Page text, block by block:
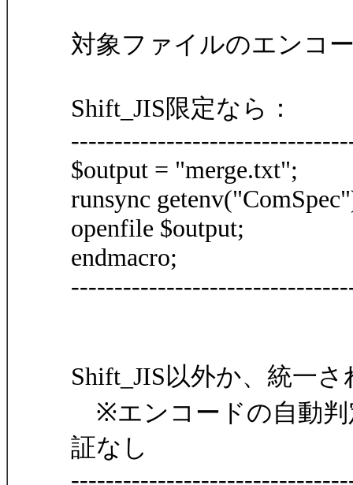
対象ファイルのエンコ
Shift_JIS限定なら：
$output = "merge.txt";
runsync
openfile $output;
endmacro;
Shift_JIS以外か、統一
※エンコードの自動判
証なし